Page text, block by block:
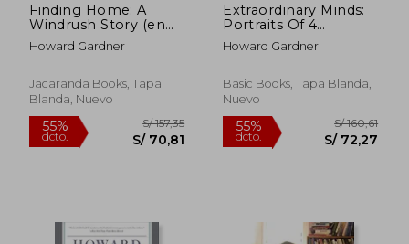
55%
Finding Home: A
Windrush Story (en
Inglés)
Howard Gardner
Jacaranda Books, Tapa
Blanda, Nuevo
Extraordinary Minds:
Portraits Of 4
Exceptional
Individuals And An
Own
Extraordinariness
(en Inglés)
Howard Gardner
Basic Books, Tapa Blanda,
Nuevo